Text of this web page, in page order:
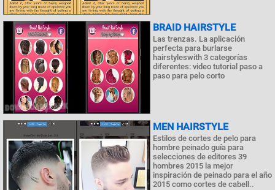
BRAID HAIRSTYLE
Las trenzas. La aplicación
perfecta para burlarse
hairstyleswith 3 categorías
diferentes: video tutorial paso a
paso para pelo corto
MEN HAIRSTYLE
Estilos de cortes de pelo para
hombre peinado guía para
selecciones de editores 39
hombres 2015 la mejor
inspiración de peinado para el año
2015 como cortes de cabell..